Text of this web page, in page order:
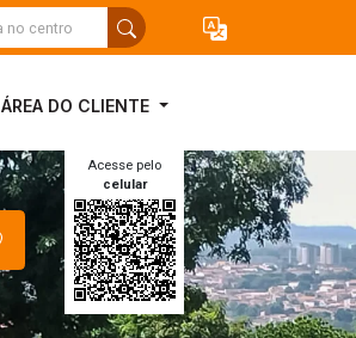
ÁREA DO CLIENTE
Acesse pelo
celular